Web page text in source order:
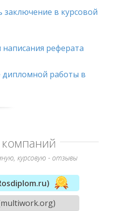
заключение в курсовой
реферата
работы в
курсовую - отзывы